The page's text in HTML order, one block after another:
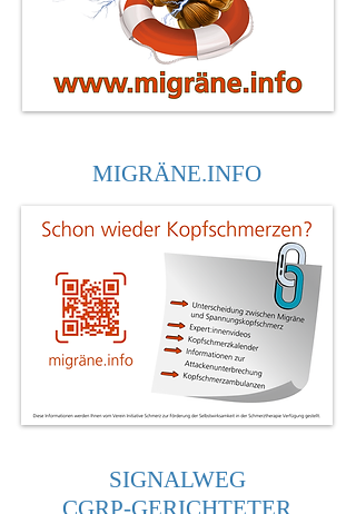
MIGRÄNE.INFO
SIGNALWEG
CGRP-GERICHTETER